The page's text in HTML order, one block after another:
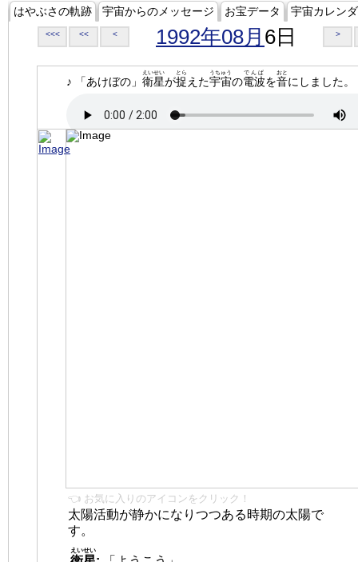
はやぶさの軌跡 宇宙からのメッセージ お宝データ 宇宙カレン
<<< << < 1992年08月 6日 >
♪ 「あけぼの」 衛星
えいせい
が捉
とら
えた宇宙
うちゅう
の電波
でんぱ
を音
おと
にしました。
👈 お気に入りのアイコンをクリック！
太陽活動が静かになりつつある時期の太陽で
す。
えいせい